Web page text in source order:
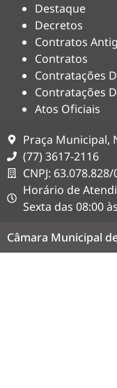
Destaque
Decretos
Contratos
Contratos
Contratações
Contratações
Atos Oficiais
Praça Municipal,
(77) 3617-2116
CNPJ:
Horário de
Sexta das 08:00
Câmara Municipal